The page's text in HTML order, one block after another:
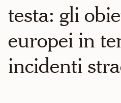
testa: gli
europei in
incidenti